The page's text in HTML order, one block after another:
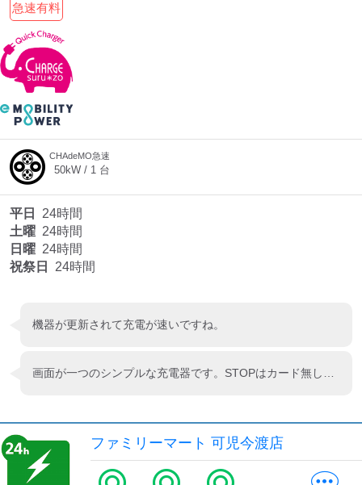
急速有料
CHAdeMO急速
50kW / 1 台
平日
24時間
土曜 24時間
日曜 24時間
祝祭日
24時間
機器が更新されて充電が速いですね。
ファミリーマート 可児今渡店